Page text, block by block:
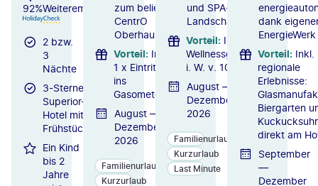
Weiterempfehlung
92%
2 bzw.
3
Nächte
3-Sterne-
Superior-
Hotel mit
Frühstück
Ein Kind
bis 2
Jahre
zum beliebten
CentrO
Oberhausen
Vorteil: Inkl.
1 x Eintritt
ins
Gasometer
August —
Dezember
2026
Familienurlaub
Kurzurlaub
und SPA-
Landschaft
Vorteil: Inkl.
Wellnessgutschein
i. W. v. 10 € p. P.
August —
Dezember
2026
Familienurlaub
Kurzurlaub
Last Minute
dank
EnergieWerk
Vorteil: Inkl.
regionale
Erlebnisse:
Biergarten
Kuckucksuhr
direkt am
September
—
Dezember